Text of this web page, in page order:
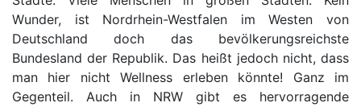
Wunder, ist Nordrhein-Westfalen im Westen von
Deutschland doch das bevölkerungsreichste
Bundesland der Republik. Das heißt jedoch nicht, dass
man hier nicht Wellness erleben könnte! Ganz im
Gegenteil. Auch in NRW gibt es hervorragende